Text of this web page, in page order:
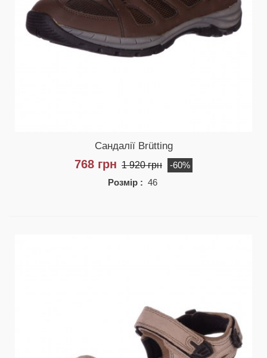
Сандалії Brütting
768 грн 1 920 грн
-60%
Розмір : 46